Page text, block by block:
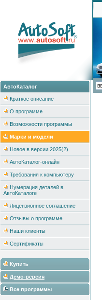
АвтоКаталог
Краткое описание
О программе
Возможности программы
Марки и модели
Новое в версии 2025(2)
АвтоКаталог-онлайн
Требования к компьютеру
Нумерация деталей в
АвтоКаталоге
Лицензионное соглашение
Отзывы о программе
Наши клиенты
Сертификаты
Купить
Демо-версия
Все программы